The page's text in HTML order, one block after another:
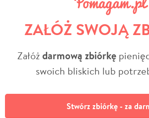
ZAŁÓŻ SWOJĄ
Załóżdarmową zbiórkę
swoich bliskich lub
Stwórz zbiórkę - za